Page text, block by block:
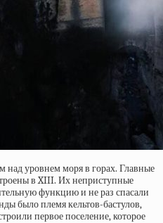
над уровнем моря в горах. Главные
в XIII. Их неприступные
функцию и не раз спасали
было племя кельтов-бастулов,
первое поселение, которое